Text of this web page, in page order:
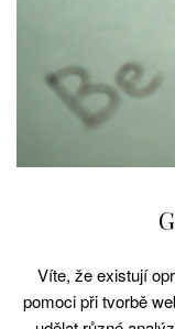
Víte, že existují
pomoci při tvorbě